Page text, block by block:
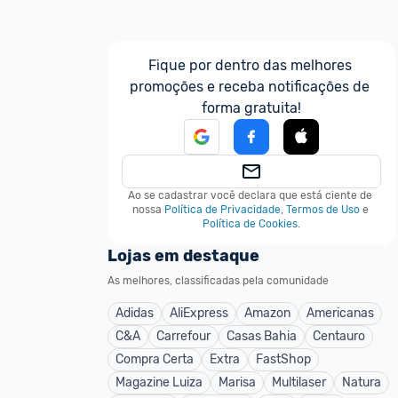
Fique por dentro das melhores
promoções e receba notificações de
forma gratuita!
Ao se cadastrar você declara que está ciente de
nossa Política de Privacidade, Termos de Uso e
Política de Cookies.
Lojas em destaque
As melhores, classificadas pela comunidade
Adidas AliExpress Amazon
Americanas
C&A
Carrefour Casas Bahia
Centauro
Compra Certa
Extra
FastShop
Magazine Luiza
Marisa Multilaser
Natura